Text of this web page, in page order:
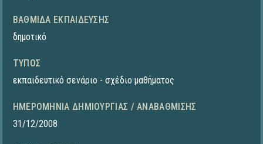
ΒΑΘΜΊΔΑ ΕΚΠΑΊΔΕΥΣΗΣ
δημοτικό
ΤΎΠΟΣ
εκπαιδευτικό σενάριο - σχέδιο μαθήματος
ΗΜΕΡΟΜΗΝΊΑ ΔΗΜΙΟΥΡΓΊΑΣ / ΑΝΑΒΆΘΜΙΣΗΣ
31/12/2008